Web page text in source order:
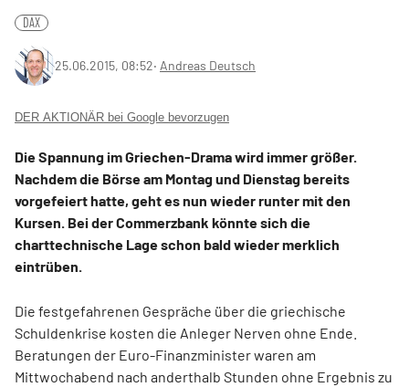
DAX
25.06.2015, 08:52‧ Andreas Deutsch
DER AKTIONÄR bei Google bevorzugen
Die Spannung im Griechen-Drama wird immer größer.
Nachdem die Börse am Montag und Dienstag bereits
vorgefeiert hatte, geht es nun wieder runter mit den
Kursen. Bei der Commerzbank könnte sich die
charttechnische Lage schon bald wieder merklich
eintrüben.
Die festgefahrenen Gespräche über die griechische
Schuldenkrise kosten die Anleger Nerven ohne Ende.
Beratungen der Euro-Finanzminister waren am
Mittwochabend nach anderthalb Stunden ohne Ergebnis zu